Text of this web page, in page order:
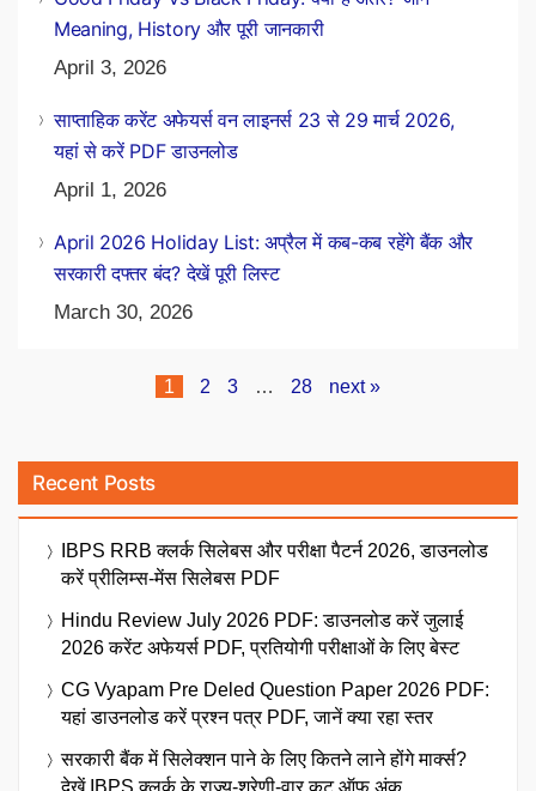
Meaning, History और पूरी जानकारी
April 3, 2026
साप्ताहिक करेंट अफेयर्स वन लाइनर्स 23 से 29 मार्च 2026,
यहां से करें PDF डाउनलोड
April 1, 2026
April 2026 Holiday List: अप्रैल में कब-कब रहेंगे बैंक और
सरकारी दफ्तर बंद? देखें पूरी लिस्ट
March 30, 2026
1 2 3 … 28 next »
Recent Posts
IBPS RRB क्लर्क सिलेबस और परीक्षा पैटर्न 2026, डाउनलोड
करें प्रीलिम्स-मेंस सिलेबस PDF
Hindu Review July 2026 PDF: डाउनलोड करें जुलाई
2026 करेंट अफेयर्स PDF, प्रतियोगी परीक्षाओं के लिए बेस्ट
CG Vyapam Pre Deled Question Paper 2026 PDF:
यहां डाउनलोड करें प्रश्न पत्र PDF, जानें क्या रहा स्तर
सरकारी बैंक में सिलेक्शन पाने के लिए कितने लाने होंगे मार्क्स?
देखें IBPS क्लर्क के राज्य-श्रेणी-वार कट ऑफ अंक